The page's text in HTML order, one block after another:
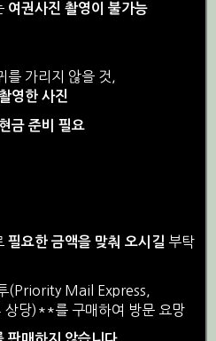
여권사진 촬영이 불가능
가리지 않을 것,
영한 사진
현금 준비 필요
필요한 금액을 맞춰 오시길 부탁
(Priority Mail Express,
당)**를 구매하여 방문 요망